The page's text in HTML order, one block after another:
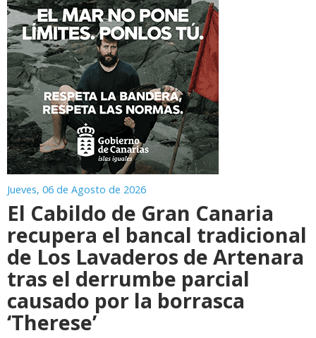
Jueves, 06 de Agosto de 2026
El Cabildo de Gran Canaria
recupera el bancal tradicional
de Los Lavaderos de Artenara
tras el derrumbe parcial
causado por la borrasca
‘Therese’